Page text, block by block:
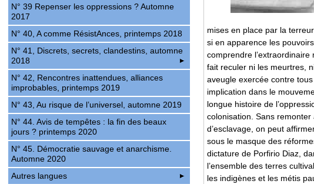
mises en place par la
si en apparence les
comprendre l’extraordinaire
fait reculer ni les meurtres,
aveugle exercée contre
implication dans le
longue histoire de
colonisation. Sans remonter
d’esclavage, on peut
sous le masque des
dictature de Porfirio Diaz,
l’ensemble des terres
les indigènes et les métis
N° 39 Repenser les oppressions ? Automne
2017
N° 40, A comme RésistAnces, printemps 2018
N° 41, Discrets, secrets, clandestins, automne
2018
N° 42, Rencontres inattendues, alliances
improbables, printemps 2019
N° 43, Au risque de l’universel, automne 2019
N° 44. Avis de tempêtes : la fin des beaux
jours ? printemps 2020
N° 45. Démocratie sauvage et anarchisme.
Automne 2020
Autres langues